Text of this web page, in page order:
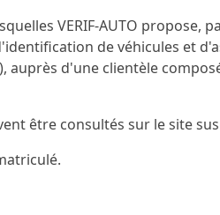
VERIF-AUTO propose,
de véhicules et
auprès d'une clientèle
être consultés sur le site